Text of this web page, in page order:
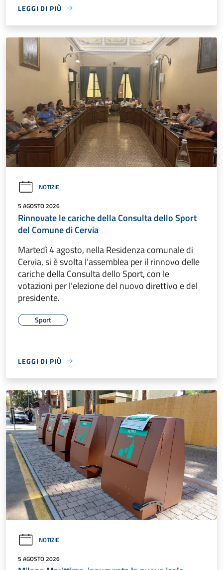
LEGGI DI PIÙ
NOTIZIE
5 AGOSTO 2026
Rinnovate le cariche della Consulta dello Sport
del Comune di Cervia
Martedì 4 agosto, nella Residenza comunale di
Cervia, si è svolta l’assemblea per il rinnovo delle
cariche della Consulta dello Sport, con le
votazioni per l’elezione del nuovo direttivo e del
presidente.
Sport
LEGGI DI PIÙ
NOTIZIE
5 AGOSTO 2026